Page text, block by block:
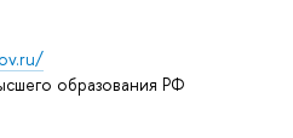
образования РФ